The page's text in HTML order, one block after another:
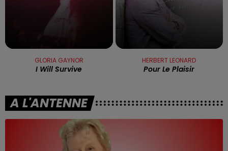
GLORIA GAYNOR
I Will Survive
HERBERT LEONARD
Pour Le Plaisir
A L'ANTENNE